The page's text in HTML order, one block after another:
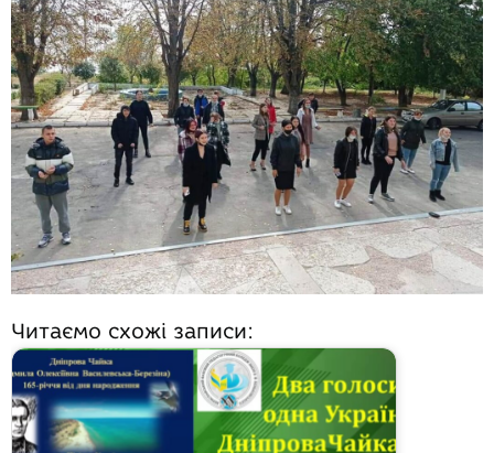
Читаємо схожі записи: